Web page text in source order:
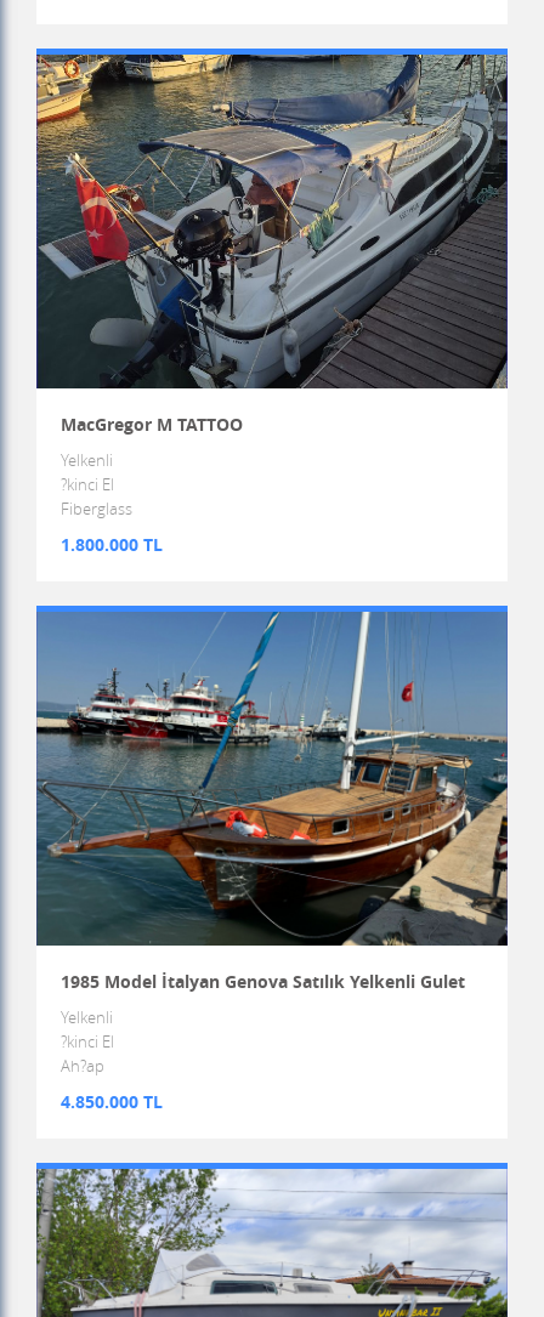
MacGregor M TATTOO
Yelkenli
?kinci El
Fiberglass
1.800.000 TL
1985 Model İtalyan Genova Satılık Yelkenli Gulet
Yelkenli
?kinci El
Ah?ap
4.850.000 TL